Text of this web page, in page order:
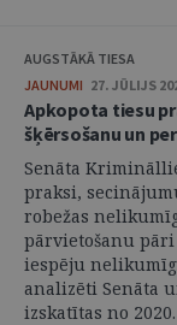
AUGSTĀKĀ TIESA
JAUNUMI 27. JŪLIJS
Apkopota tiesu
šķērsošanu un
Senāta
praksi,
robežas
pārvietošanu
iespēju
analizēti Senāta
izskatītas no